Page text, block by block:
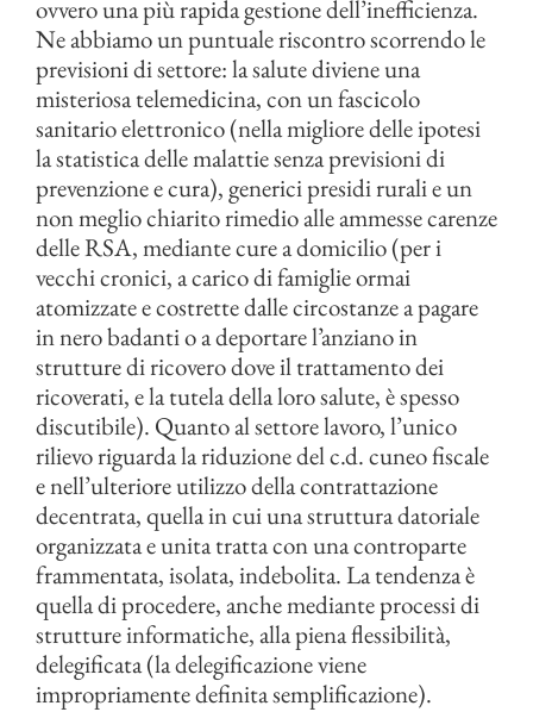
ovvero una più rapida gestione dell’inefficienza.
Ne abbiamo un puntuale riscontro scorrendo le
previsioni di settore: la salute diviene una
misteriosa telemedicina, con un fascicolo
sanitario elettronico (nella migliore delle ipotesi
la statistica delle malattie senza previsioni di
prevenzione e cura), generici presidi rurali e un
non meglio chiarito rimedio alle ammesse carenze
delle RSA, mediante cure a domicilio (per i
vecchi cronici, a carico di famiglie ormai
atomizzate e costrette dalle circostanze a pagare
in nero badanti o a deportare l’anziano in
strutture di ricovero dove il trattamento dei
ricoverati, e la tutela della loro salute, è spesso
discutibile). Quanto al settore lavoro, l’unico
rilievo riguarda la riduzione del c.d. cuneo fiscale
e nell’ulteriore utilizzo della contrattazione
decentrata, quella in cui una struttura datoriale
organizzata e unita tratta con una controparte
frammentata, isolata, indebolita. La tendenza è
quella di procedere, anche mediante processi di
strutture informatiche, alla piena flessibilità,
delegificata (la delegificazione viene
impropriamente definita semplificazione).